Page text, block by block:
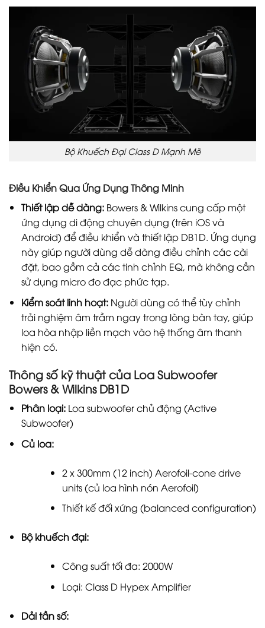
Bộ Khuếch Đại Class D Mạnh Mẽ
Điều Khiển Qua Ứng Dụng Thông Minh
Thiết lập dễ dàng:Bowers & Wilkins cung cấp một
ứng dụng di động chuyên dụng (trên iOS và
Android) để điều khiển và thiết lập DB1D. Ứng dụng
này giúp người dùng dễ dàng điều chỉnh các cài
đặt, bao gồm cả các tinh chỉnh EQ, mà không cần
sử dụng micro đo đạc phức tạp.
Kiểm soát linh hoạt:Người dùng có thể tùy chỉnh
trải nghiệm âm trầm ngay trong lòng bàn tay, giúp
loa hòa nhập liền mạch vào hệ thống âm thanh
hiện có.
Thông số kỹ thuật của Loa Subwoofer
Bowers & Wilkins DB1D
Phân loại:Loa subwoofer chủ động (Active
Subwoofer)
Củ loa:
2 x 300mm (12 inch) Aerofoil-cone drive
units (củ loa hình nón Aerofoil)
Thiết kế đối xứng (balanced configuration)
Bộ khuếch đại:
Công suất tối đa: 2000W
Loại: Class D Hypex Amplifier
Dải tần số: